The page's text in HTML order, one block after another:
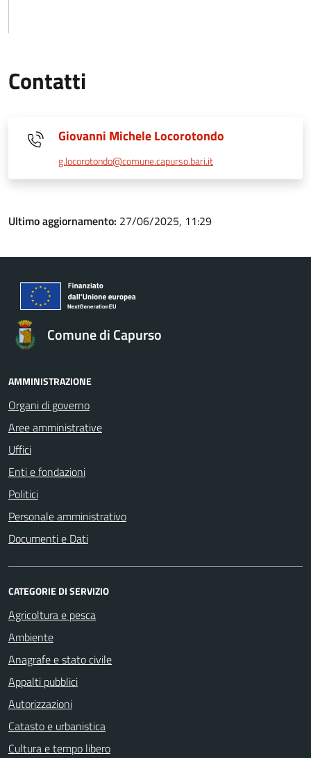
Contatti
Giovanni Michele Locorotondo
g.locorotondo@comune.capurso.bari.it
Ultimo aggiornamento: 27/06/2025, 11:29
Comune di Capurso
AMMINISTRAZIONE
Organi di governo
Aree amministrative
Uffici
Enti e fondazioni
Politici
Personale amministrativo
Documenti e Dati
CATEGORIE DI SERVIZIO
Agricoltura e pesca
Ambiente
Anagrafe e stato civile
Appalti pubblici
Autorizzazioni
Catasto e urbanistica
Cultura e tempo libero